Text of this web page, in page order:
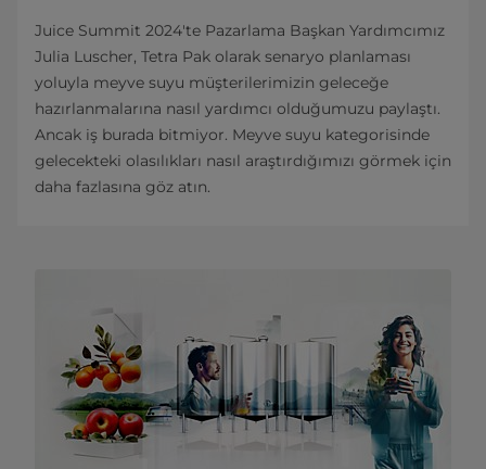
Juice Summit 2024'te Pazarlama Başkan Yardımcımız
Julia Luscher, Tetra Pak olarak senaryo planlaması
yoluyla meyve suyu müşterilerimizin geleceğe
hazırlanmalarına nasıl yardımcı olduğumuzu paylaştı.
Ancak iş burada bitmiyor. Meyve suyu kategorisinde
gelecekteki olasılıkları nasıl araştırdığımızı görmek için
daha fazlasına göz atın.